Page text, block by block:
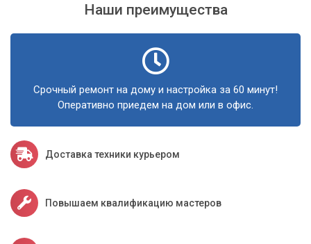
Наши преимущества
Срочный ремонт на дому и настройка за 60 минут!
Оперативно приедем на дом или в офис.
Доставка техники курьером
Повышаем квалификацию мастеров